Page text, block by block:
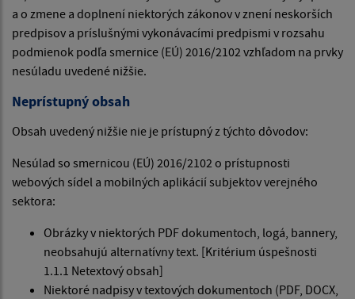
a o zmene a doplnení niektorých zákonov v znení neskorších
predpisov a príslušnými vykonávacími predpismi v rozsahu
podmienok podľa smernice (EÚ) 2016/2102 vzhľadom na prvky
nesúladu uvedené nižšie.
Neprístupný obsah
Obsah uvedený nižšie nie je prístupný z týchto dôvodov:
Nesúlad so smernicou (EÚ) 2016/2102 o prístupnosti
webových sídel a mobilných aplikácií subjektov verejného
sektora:
Obrázky v niektorých PDF dokumentoch, logá, bannery,
neobsahujú alternatívny text. [Kritérium úspešnosti
1.1.1 Netextový obsah]
Niektoré nadpisy v textových dokumentoch (PDF, DOCX,